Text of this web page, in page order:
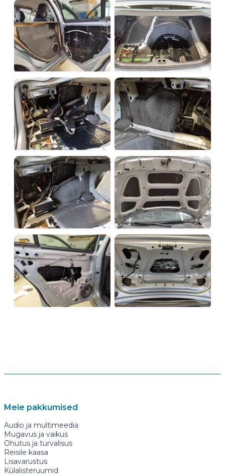
Meie pakkumised
Audio ja multimeedia
Mugavus ja vaikus
Ohutus ja turvalisus
Reisile kaasa
Lisavarustus
Külalisteruumid